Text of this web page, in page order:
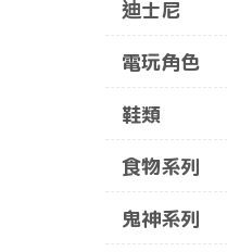
迪士尼
電玩角色
鞋類
食物系列
鬼神系列